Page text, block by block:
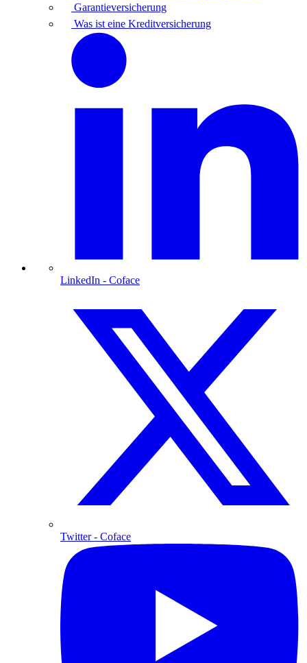
Garantieversicherung
Was ist eine Kreditversicherung
LinkedIn - Coface
Twitter- Coface